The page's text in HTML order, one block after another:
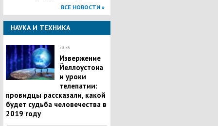
ВСЕ НОВОСТИ »
НАУКА И ТЕХНИКА
20:56
Извержение
Йеллоустона
и уроки
телепатии:
провидцы рассказали, какой
будет судьба человечества в
2019 году